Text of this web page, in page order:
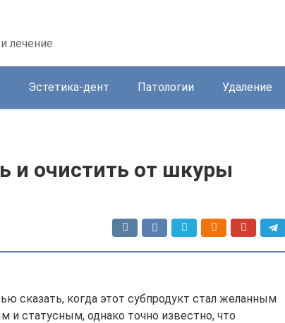
лечение
Эстетика-дент Патологии Удаление
и очистить от шкуры
сказать, когда этот субпродукт стал желанным
и статусным, однако точно известно, что